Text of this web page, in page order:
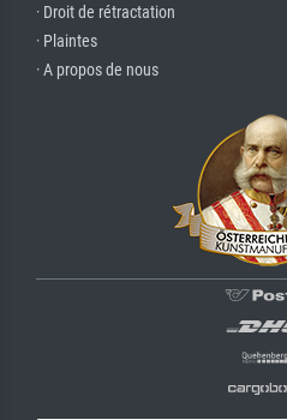
· Droit de rétractation
· Plaintes
· A propos de nous